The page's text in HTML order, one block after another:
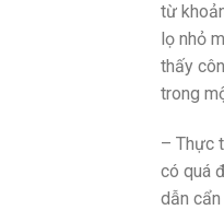
từ
lọ nhỏ
thấy
trong
– Thực
có quá
dẫn